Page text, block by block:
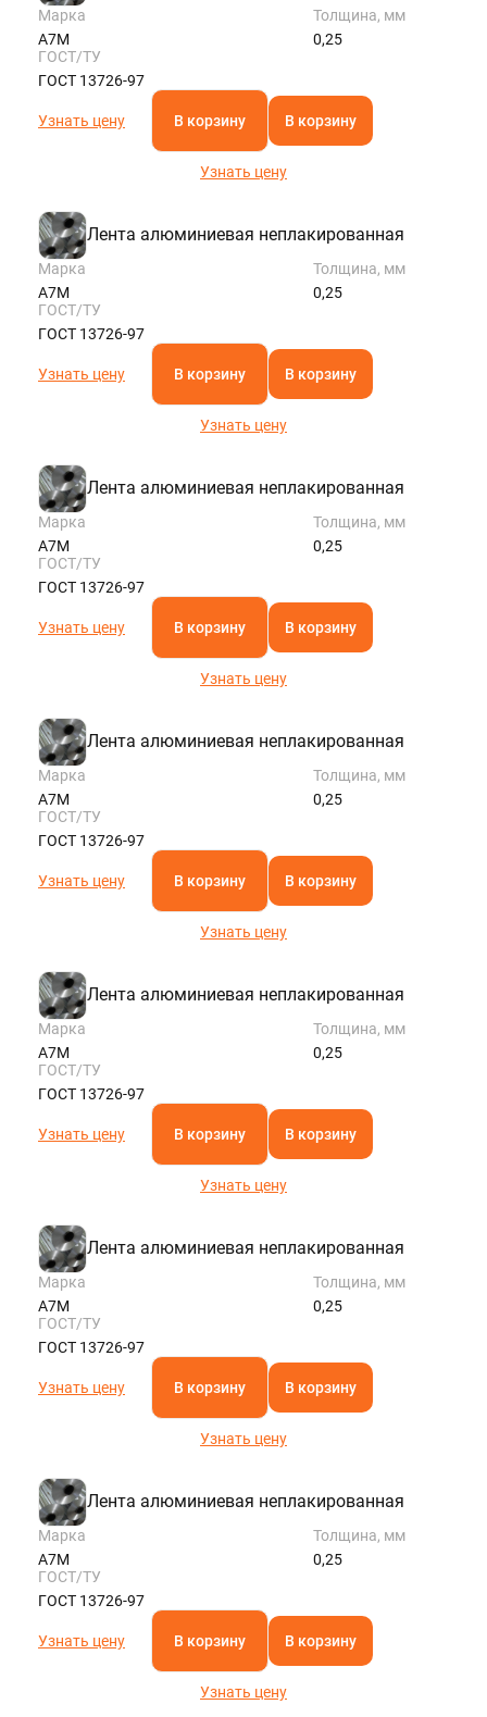
Марка
А7М
Толщина, мм
0,25
ГОСТ/ТУ
ГОСТ 13726-97
Узнать цену В корзину В корзину
Узнать цену
Лента алюминиевая неплакированная
Марка
А7М
Толщина, мм
0,25
ГОСТ/ТУ
ГОСТ 13726-97
Узнать цену В корзину В корзину
Узнать цену
Лента алюминиевая неплакированная
Марка
А7М
Толщина, мм
0,25
ГОСТ/ТУ
ГОСТ 13726-97
Узнать цену В корзину В корзину
Узнать цену
Лента алюминиевая неплакированная
Марка
А7М
Толщина, мм
0,25
ГОСТ/ТУ
ГОСТ 13726-97
Узнать цену В корзину В корзину
Узнать цену
Лента алюминиевая неплакированная
Марка
А7М
Толщина, мм
0,25
ГОСТ/ТУ
ГОСТ 13726-97
Узнать цену В корзину В корзину
Узнать цену
Лента алюминиевая неплакированная
Марка
А7М
Толщина, мм
0,25
ГОСТ/ТУ
ГОСТ 13726-97
Узнать цену В корзину В корзину
Узнать цену
Лента алюминиевая неплакированная
Марка
А7М
Толщина, мм
0,25
ГОСТ/ТУ
ГОСТ 13726-97
Узнать цену В корзину В корзину
Узнать цену